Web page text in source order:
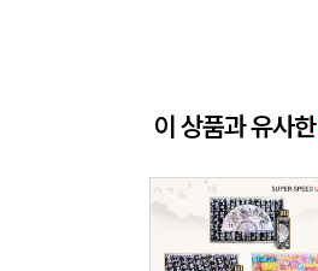
이 상품과 유사한